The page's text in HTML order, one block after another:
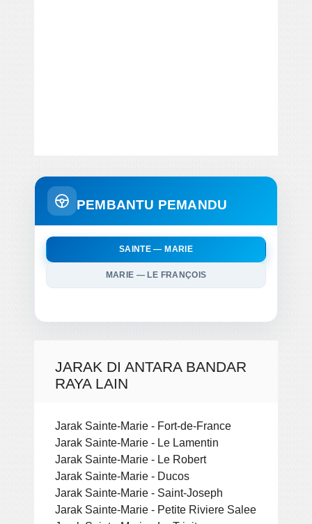
PEMBANTU PEMANDU
SAINTE — MARIE
MARIE — LE FRANÇOIS
JARAK DI ANTARA BANDAR
RAYA LAIN
Jarak Sainte-Marie - Fort-de-France
Jarak Sainte-Marie - Le Lamentin
Jarak Sainte-Marie - Le Robert
Jarak Sainte-Marie - Ducos
Jarak Sainte-Marie - Saint-Joseph
Jarak Sainte-Marie - Petite Riviere Salee